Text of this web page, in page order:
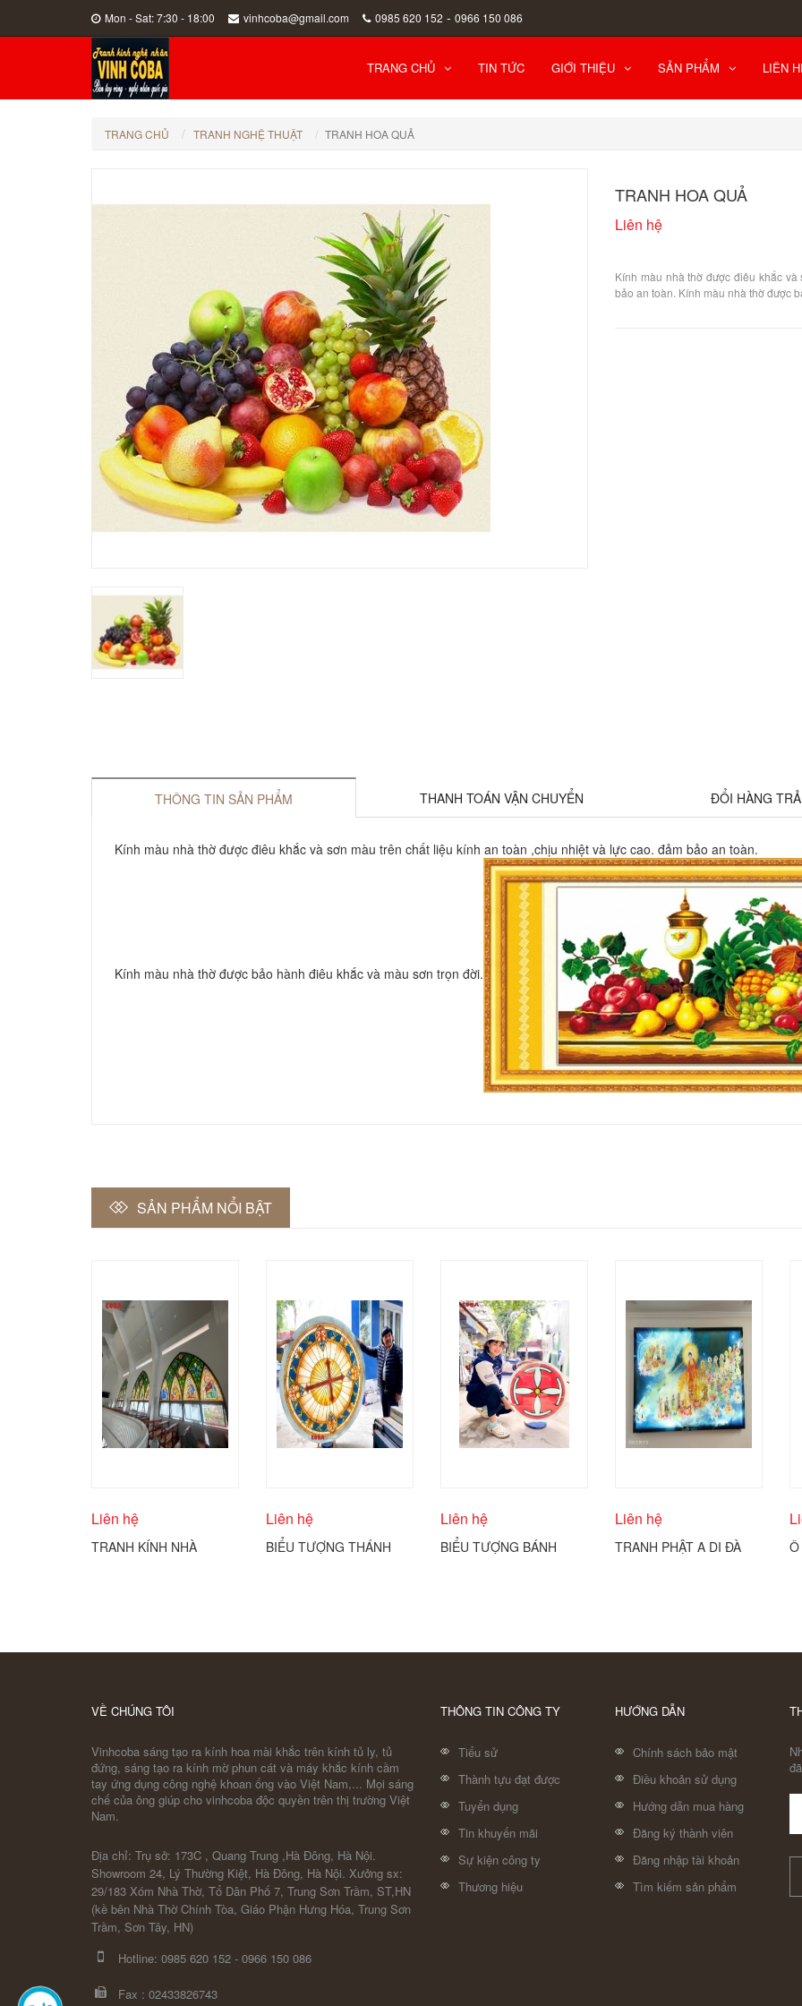
Mon - Sat: 7:30 - 18:00 vinhcoba@gmail.com 0985 620 152 - 0966 150 086
TRANG CHỦ TIN TỨC GIỚI THIỆU SẢN PHẨM LIÊN
TRANG CHỦ TRANH NGHỆ THUẬT TRANH HOA QUẢ
TRANH HOA QUẢ
Liên hệ
Kính màu nhà thờ được điêu khắc
bảo an toàn. Kính màu nhà thờ được
THÔNG TIN SẢN PHẨM THANH TOÁN VẬN CHUYỂN ĐỔI HÀNG
Kính màu nhà thờ được điêu khắc và sơn màu trên chất liệu kính an toàn ,chịu nhiệt và lực cao. đảm bảo an toàn.
Kính màu nhà thờ được bảo hành điêu khắc và màu sơn trọn đời.
SẢN PHẨM NỔI BẬT
Liên hệ
TRANH KÍNH NHÀ
Liên hệ
BIỂU TƯỢNG THÁNH
Liên hệ
BIỂU TƯỢNG BÁNH
Liên hệ
TRANH PHẬT A DI ĐÀ
VỀ CHÚNG TÔI
Vinhcoba sáng tạo ra kính hoa mài khắc trên kính tủ ly, tủ
đứng, sáng tạo ra kính mờ phun cát và máy khắc kính cầm
tay ứng dụng công nghệ khoan ống vào Việt Nam,... Mọi sáng
chế của ông giúp cho vinhcoba độc quyền trên thị trường Việt
Nam.
Địa chỉ: Trụ sở: 173C , Quang Trung ,Hà Đông, Hà Nội.
Showroom 24, Lý Thường Kiệt, Hà Đông, Hà Nội. Xưởng sx:
29/183 Xóm Nhà Thờ, Tổ Dân Phố 7, Trung Sơn Trầm, ST,HN
(kề bên Nhà Thờ Chính Tòa, Giáo Phận Hưng Hóa, Trung Sơn
Trầm, Sơn Tây, HN)
Hotline: 0985 620 152 - 0966 150 086
Fax : 02433826743
THÔNG TIN CÔNG TY
Tiểu sử
Thành tựu đạt được
Tuyển dụng
Tin khuyến mãi
Sự kiện công ty
Thương hiệu
HƯỚNG DẪN
Chính sách bảo mật
Điều khoản sử dụng
Hướng dẫn mua hàng
Đăng ký thành viên
Đăng nhập tài khoản
Tìm kiếm sản phẩm